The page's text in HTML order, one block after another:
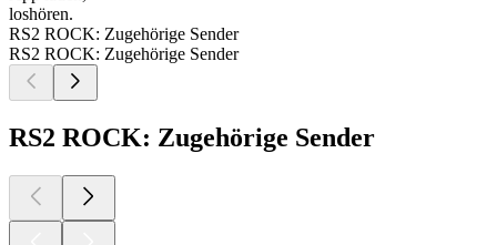
loshören.
RS2 ROCK: Zugehörige Sender
RS2 ROCK: Zugehörige Sender
RS2 ROCK: Zugehörige Sender